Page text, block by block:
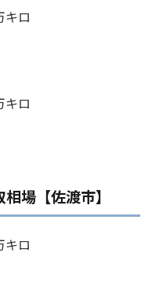
キロ
キロ
場【佐渡市】
キロ